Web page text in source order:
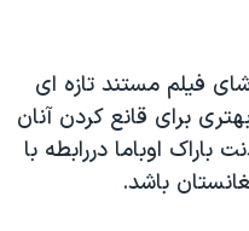
فیلم مستند تازه ای
برای قانع کردن آنان
باراک اوباما دررابطه با